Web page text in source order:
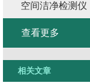
空间洁净检测仪
查看更多
相关文章